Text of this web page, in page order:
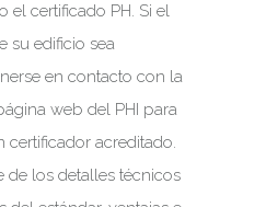
el certificado PH. Si el
su edificio sea
en contacto con la
web del PHI para
certificador acreditado.
de los detalles técnicos